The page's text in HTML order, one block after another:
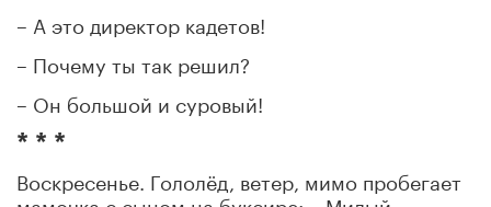
– А это директор кадетов!
– Почему ты так решил?
– Он большой и суровый!
* * *
Воскресенье. Гололёд, ветер, мимо пробегает